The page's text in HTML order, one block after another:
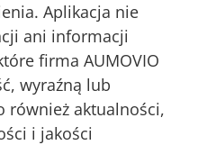
Aplikacja nie
ani informacji
firma AUMOVIO
wyraźną lub
również aktualności,
i jakości